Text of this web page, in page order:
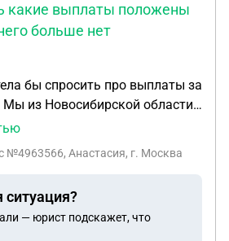
какие выплаты положены
больше нет
бы спросить про выплаты за
из Новосибирской области.
года назад погиб на СВО. У
разные. В военкомате
положены сестрам если
родственников.
№4963566, Анастасия, г. Москва
ситуация?
— юрист подскажет, что